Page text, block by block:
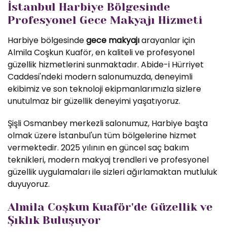
İstanbul Harbiye Bölgesinde
Profesyonel Gece Makyajı Hizmeti
Harbiye bölgesindegece makyajıarayanlar için
Almila Coşkun Kuaför, en kaliteli ve profesyonel
güzellik hizmetlerini sunmaktadır. Abide-i Hürriyet
Caddesi'ndeki modern salonumuzda, deneyimli
ekibimiz ve son teknoloji ekipmanlarımızla sizlere
unutulmaz bir güzellik deneyimi yaşatıyoruz.
Şişli Osmanbey merkezli salonumuz, Harbiye başta
olmak üzere İstanbul'un tüm bölgelerine hizmet
vermektedir. 2025 yılının en güncel saç bakım
teknikleri, modern makyaj trendleri ve profesyonel
güzellik uygulamaları ile sizleri ağırlamaktan mutluluk
duyuyoruz.
Almila Coşkun Kuaför'de Güzellik ve
Şıklık Buluşuyor